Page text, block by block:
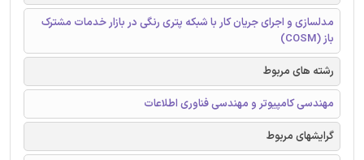
مدلسازی و اجرای جریان کار با شبکه پتری رنگی در بازار خدمات مشترک
باز (COSM)
رشته های مربوط
مهندسی کامپیوتر و مهندسی فناوری اطلاعات
گرایشهای مربوط